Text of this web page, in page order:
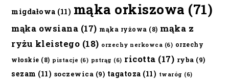
migdałowa (11) mąka orkiszowa (71)
mąka owsiana (17) mąka ryżowa (8) mąka z
ryżu kleistego (18) orzechy nerkowca (6) orzechy
włoskie (8) pistacje (6) pstrąg (6) ricotta (17) ryba (9)
sezam (11) soczewica (9) tagatoza (11) twaróg (6)